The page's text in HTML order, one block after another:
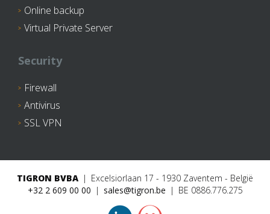
Online backup
Virtual Private Server
Security
Firewall
Antivirus
SSL VPN
TIGRON BVBA
Excelsiorlaan 17 - 1930 Zaventem - België
+32 2 609 00 00
sales@tigron.be BE 0886.776.275